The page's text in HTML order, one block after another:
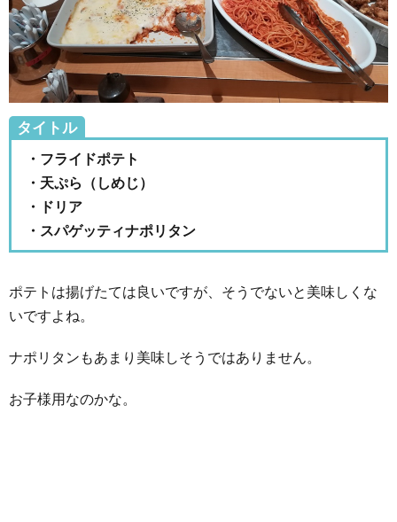
タイトル
・フライドポテト
・天ぷら（しめじ）
・ドリア
・スパゲッティナポリタン
ポテトは揚げたては良いですが、そうでないと美味しくな
いですよね。
ナポリタンもあまり美味しそうではありません。
お子様用なのかな。